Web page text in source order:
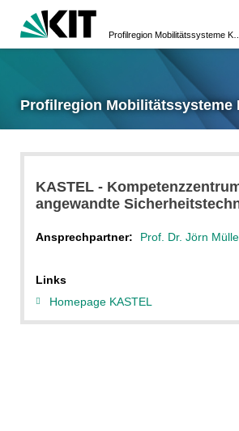
Profilregion Mobilitätssysteme
KASTEL -
angewandte
Ansprechpartner: Prof. Dr. Jörn
Links
Homepage KASTEL